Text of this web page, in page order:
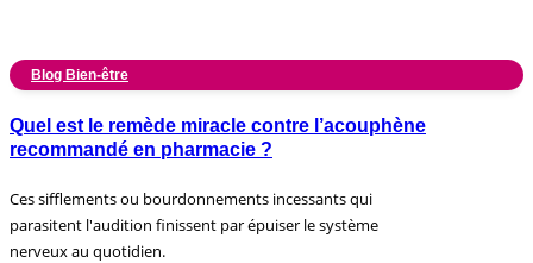
Blog Bien-être
Quel est le remède miracle contre l’acouphène
recommandé en pharmacie ?
Ces sifflements ou bourdonnements incessants qui
parasitent l'audition finissent par épuiser le système
nerveux au quotidien.